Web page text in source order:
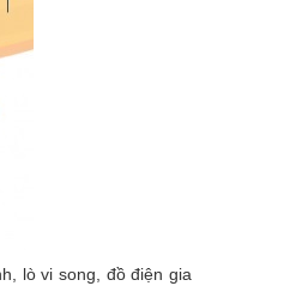
lò vi song, đồ điện gia